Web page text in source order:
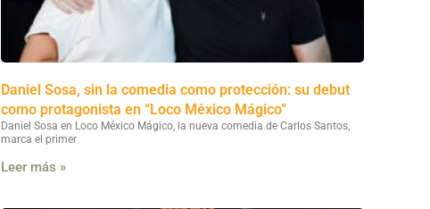
Daniel Sosa, sin la comedia como protección: su debut
como protagonista en “Loco México Mágico”
Daniel Sosa en Loco México Mágico, la nueva comedia de Carlos Santos,
marca el primer
Leer más »